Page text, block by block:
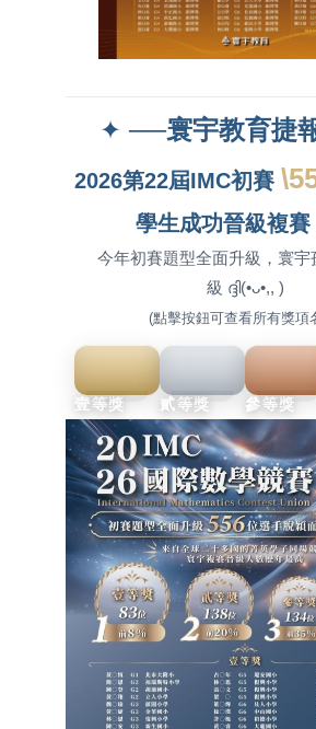
✦ ──寰宇教育捷
2026第22屆IMC初賽
學生成功晉級複賽
今年初賽題型全面升級，寰宇
級 ദ്ദി(•ᴗ•,, )
(點擊按鈕可查看所有獎項
壹等獎 貳等獎 參等獎